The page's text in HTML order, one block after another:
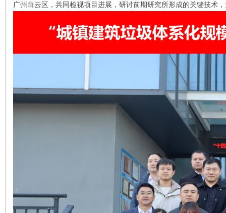
广州白云区，共同检视项目进展，研讨前期研究所形成的关键技术